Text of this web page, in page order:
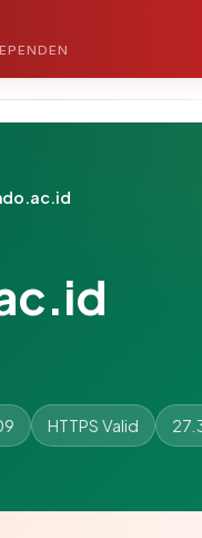
HTTPS Valid